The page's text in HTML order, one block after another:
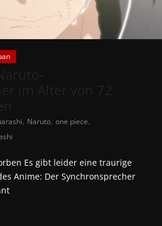
, Naruto, one piece,
Es gibt leider eine traurige
Anime: Der Synchronsprecher